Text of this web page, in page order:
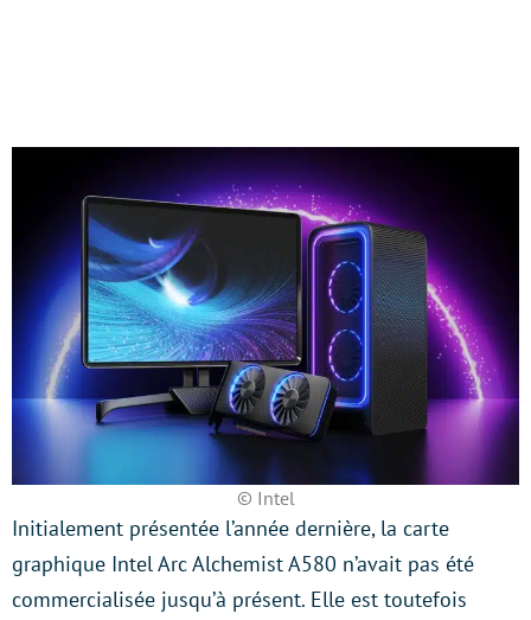
© Intel
Initialement présentée l’année dernière, la carte
graphique Intel Arc Alchemist A580 n’avait pas été
commercialisée jusqu’à présent. Elle est toutefois